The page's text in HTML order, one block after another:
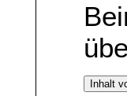
Inhalt